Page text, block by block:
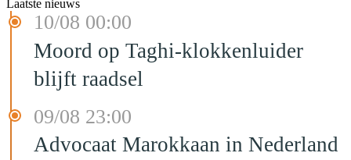
Laatste nieuws
10/08 00:00
Moord op Taghi-klokkenluider
blijft raadsel
09/08 23:00
Advocaat Marokkaan in Nederland